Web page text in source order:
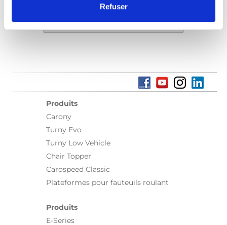
Refuser
Trouver un revendeur local
Produits
Carony
Turny Evo
Turny Low Vehicle
Chair Topper
Carospeed Classic
Plateformes pour fauteuils roulant
Produits
E-Series